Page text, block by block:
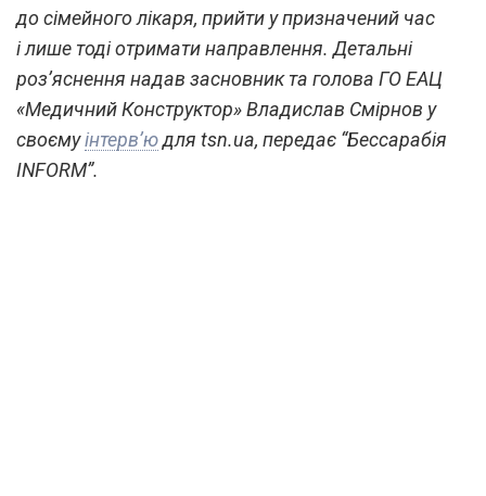
до сімейного лікаря, прийти у призначений час
і лише тоді отримати направлення. Детальні
роз’яснення надав засновник та голова ГО ЕАЦ
«Медичний Конструктор» Владислав Смірнов у
своємуінтерв’юдля tsn.ua, передає “Бессарабія
INFORM”.